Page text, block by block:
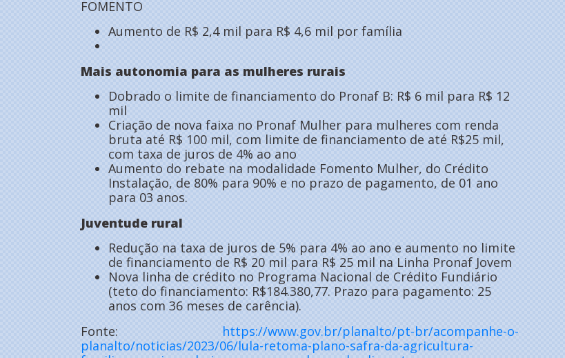
FOMENTO
Aumento de R$ 2,4 mil para R$ 4,6 mil por família
Mais autonomia para as mulheres rurais
Dobrado o limite de financiamento do Pronaf B: R$ 6 mil para R$ 12
mil
Criação de nova faixa no Pronaf Mulher para mulheres com renda
bruta até R$ 100 mil, com limite de financiamento de até R$25 mil,
com taxa de juros de 4% ao ano
Aumento do rebate na modalidade Fomento Mulher, do Crédito
Instalação, de 80% para 90% e no prazo de pagamento, de 01 ano
para 03 anos.
Juventude rural
Redução na taxa de juros de 5% para 4% ao ano e aumento no limite
de financiamento de R$ 20 mil para R$ 25 mil na Linha Pronaf Jovem
Nova linha de crédito no Programa Nacional de Crédito Fundiário
(teto do financiamento: R$184.380,77. Prazo para pagamento: 25
anos com 36 meses de carência).
Fonte: https://www.gov.br/planalto/pt-br/acompanhe-o-
planalto/noticias/2023/06/lula-retoma-plano-safra-da-agricultura-